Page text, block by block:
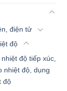
điện tử
độ
độ tiếp xúc,
nhiệt độ, dụng
độ